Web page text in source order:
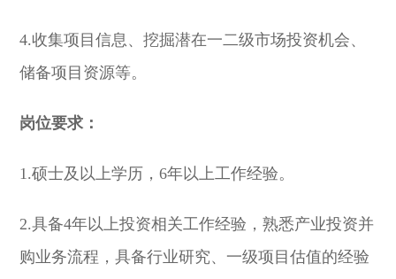
4.收集项目信息、挖掘潜在一二级市场投资机会、
储备项目资源等。
岗位要求：
1.硕士及以上学历，6年以上工作经验。
2.具备4年以上投资相关工作经验，熟悉产业投资并
购业务流程，具备行业研究、一级项目估值的经验